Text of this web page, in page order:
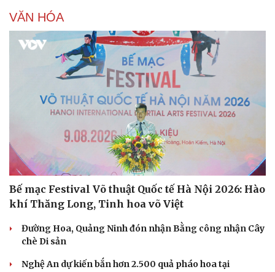
Doanh nghiệp
Doanh nghiệp 24h
Doanh nhân
Vì cộng đồng
Công nghệ
Sành điệu
Tin Công nghệ
Trải nghiệm
Chuyển đổi số
VĂN HÓA
Bế mạc Festival Võ thuật Quốc tế Hà Nội 2026: Hào
khí Thăng Long, Tinh hoa võ Việt
Đường Hoa, Quảng Ninh đón nhận Bằng công nhận Cây
chè Di sản
Nghệ An dự kiến bắn hơn 2.500 quả pháo hoa tại